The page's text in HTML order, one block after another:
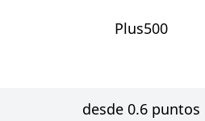
Plus500
desde 0.6 puntos